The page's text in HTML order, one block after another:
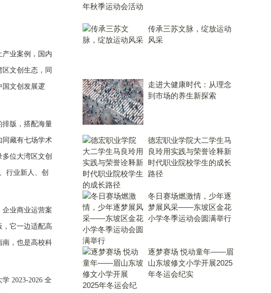
业案例，国内
文创生态，同
国文创发展逻
排版，搭配海量
同藏有七场学术
多位大湾区文创
行业新人、创
业商业运营案
它一边适配高
南，也是高校科
学 2023-2026 全
传承三苏文脉，绽放运动
风采
走进大健康时代：从理念
到市场的养生新探索
德宏职业学院大二学生马
良玲用实践与荣誉诠释新
时代职业院校学生的成长
路径
冬日赛场燃激情，少年逐
梦展风采——东坡区金花
小学冬季运动会圆满举行
逐梦赛场 悦动童年——眉
山东坡修文小学开展2025
年冬运会纪实